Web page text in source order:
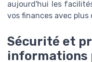
aujourd'hui les
vos finances avec
Sécurité et
informations